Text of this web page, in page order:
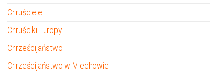
Chruściele
Chruściki Europy
Chrześcijaństwo
Chrześcijaństwo w Miechowie